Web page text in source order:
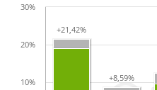
+21,42%
+21,42%
+8,59%
+8,59%
10%
20%
30%